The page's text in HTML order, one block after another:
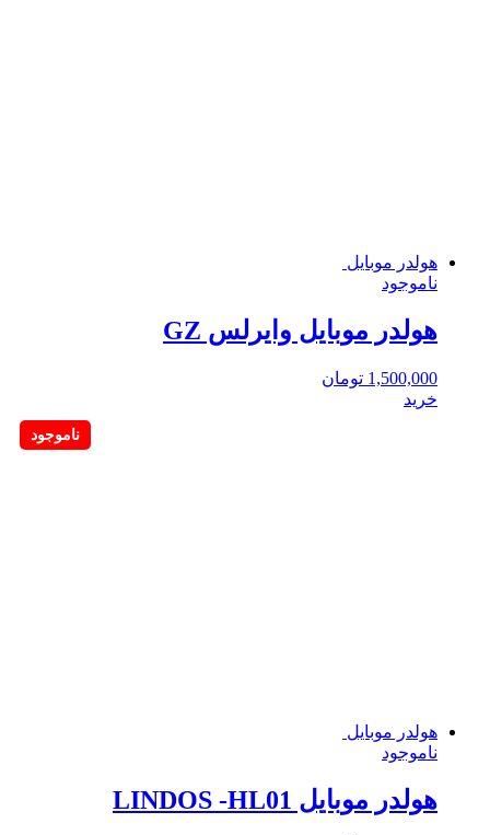
هولدر موبایل
ناموجود
هولدر موبایل وایرلس GZ
1,500,000 تومان
خرید
هولدر موبایل
ناموجود
هولدر موبایل LINDOS -HL01